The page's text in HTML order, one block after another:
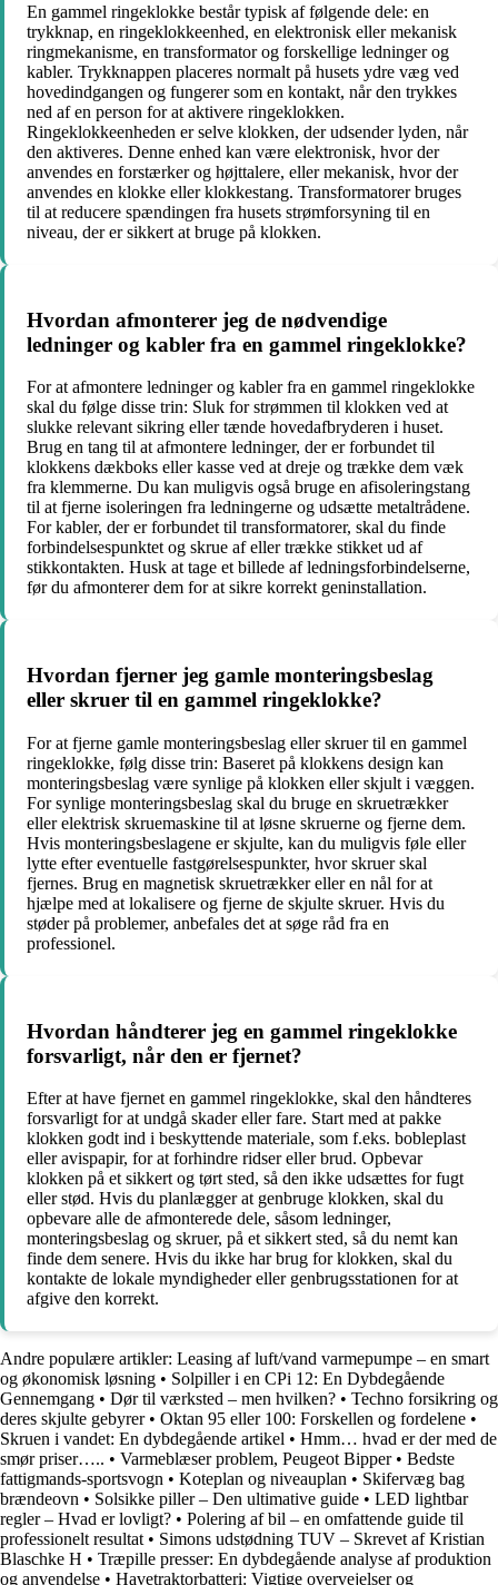
En gammel ringeklokke består typisk af følgende dele: en
trykknap, en ringeklokkeenhed, en elektronisk eller mekanisk
ringmekanisme, en transformator og forskellige ledninger og
kabler. Trykknappen placeres normalt på husets ydre væg ved
hovedindgangen og fungerer som en kontakt, når den trykkes
ned af en person for at aktivere ringeklokken.
Ringeklokkeenheden er selve klokken, der udsender lyden, når
den aktiveres. Denne enhed kan være elektronisk, hvor der
anvendes en forstærker og højttalere, eller mekanisk, hvor der
anvendes en klokke eller klokkestang. Transformatorer bruges
til at reducere spændingen fra husets strømforsyning til en
niveau, der er sikkert at bruge på klokken.
Hvordan afmonterer jeg de nødvendige
ledninger og kabler fra en gammel ringeklokke?
For at afmontere ledninger og kabler fra en gammel ringeklokke
skal du følge disse trin: Sluk for strømmen til klokken ved at
slukke relevant sikring eller tænde hovedafbryderen i huset.
Brug en tang til at afmontere ledninger, der er forbundet til
klokkens dækboks eller kasse ved at dreje og trække dem væk
fra klemmerne. Du kan muligvis også bruge en afisoleringstang
til at fjerne isoleringen fra ledningerne og udsætte metaltrådene.
For kabler, der er forbundet til transformatorer, skal du finde
forbindelsespunktet og skrue af eller trække stikket ud af
stikkontakten. Husk at tage et billede af ledningsforbindelserne,
før du afmonterer dem for at sikre korrekt geninstallation.
Hvordan fjerner jeg gamle monteringsbeslag
eller skruer til en gammel ringeklokke?
For at fjerne gamle monteringsbeslag eller skruer til en gammel
ringeklokke, følg disse trin: Baseret på klokkens design kan
monteringsbeslag være synlige på klokken eller skjult i væggen.
For synlige monteringsbeslag skal du bruge en skruetrækker
eller elektrisk skruemaskine til at løsne skruerne og fjerne dem.
Hvis monteringsbeslagene er skjulte, kan du muligvis føle eller
lytte efter eventuelle fastgørelsespunkter, hvor skruer skal
fjernes. Brug en magnetisk skruetrækker eller en nål for at
hjælpe med at lokalisere og fjerne de skjulte skruer. Hvis du
støder på problemer, anbefales det at søge råd fra en
professionel.
Hvordan håndterer jeg en gammel ringeklokke
forsvarligt, når den er fjernet?
Efter at have fjernet en gammel ringeklokke, skal den håndteres
forsvarligt for at undgå skader eller fare. Start med at pakke
klokken godt ind i beskyttende materiale, som f.eks. bobleplast
eller avispapir, for at forhindre ridser eller brud. Opbevar
klokken på et sikkert og tørt sted, så den ikke udsættes for fugt
eller stød. Hvis du planlægger at genbruge klokken, skal du
opbevare alle de afmonterede dele, såsom ledninger,
monteringsbeslag og skruer, på et sikkert sted, så du nemt kan
finde dem senere. Hvis du ikke har brug for klokken, skal du
kontakte de lokale myndigheder eller genbrugsstationen for at
afgive den korrekt.
Andre populære artikler: Leasing af luft/vand varmepumpe – en smart
og økonomisk løsning • Solpiller i en CPi 12: En Dybdegående
Gennemgang • Dør til værksted – men hvilken? • Techno forsikring og
deres skjulte gebyrer• Oktan 95 eller 100: Forskellen og fordelene •
Skruen i vandet: En dybdegående artikel • Hmm… hvad er der med de
smør priser….. • Varmeblæser problem, Peugeot Bipper• Bedste
fattigmands-sportsvogn • Koteplan og niveauplan • Skifervæg bag
brændeovn • Solsikke piller – Den ultimative guide • LED lightbar
regler – Hvad er lovligt? • Polering af bil – en omfattende guide til
professionelt resultat • Simons udstødning TUV – Skrevet af Kristian
Blaschke H • Træpille presser: En dybdegående analyse af produktion
og anvendelse • Havetraktorbatteri: Vigtige overvejelser og